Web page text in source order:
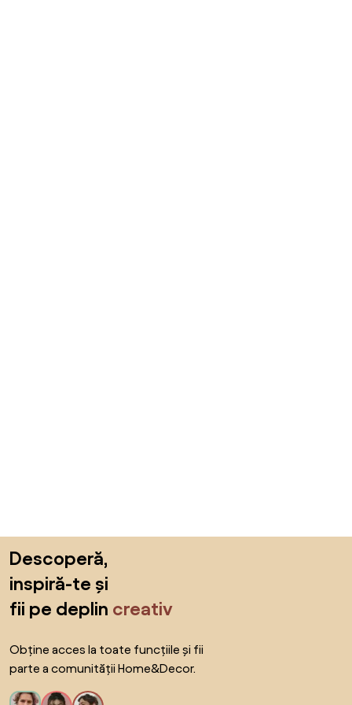
Descoperă,
inspiră-te și
fii pe deplin creativ
Obține acces la toate funcțiile și fii
parte a comunității Home&Decor.